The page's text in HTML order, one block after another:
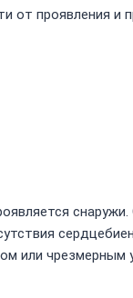
от проявления и
снаружи.
или чрезмерным